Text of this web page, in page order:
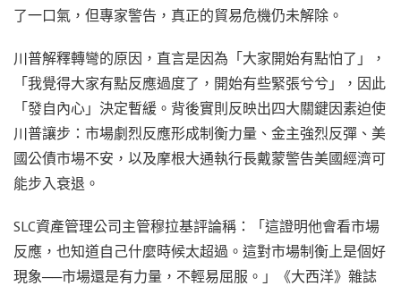
了一口氣，但專家警告，真正的貿易危機仍未解除。
川普解釋轉彎的原因，直言是因為「大家開始有點怕了」，
「我覺得大家有點反應過度了，開始有些緊張兮兮」，因此
「發自內心」決定暫緩。背後實則反映出四大關鍵因素迫使
川普讓步：市場劇烈反應形成制衡力量、金主強烈反彈、美
國公債市場不安，以及摩根大通執行長戴蒙警告美國經濟可
能步入衰退。
SLC資產管理公司主管穆拉基評論稱：「這證明他會看市場
反應，也知道自己什麼時候太超過。這對市場制衡上是個好
現象──市場還是有力量，不輕易屈服。」《大西洋》雜誌